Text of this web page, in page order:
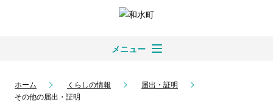
メニュー
ホーム くらしの情報
届出・証明
その他の届出・証明